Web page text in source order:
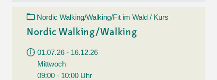
Nordic Walking/Walking/Fit im Wald / Kurs
Nordic Walking/Walking
01.07.26 - 16.12.26
Mittwoch
09:00 - 10:00 Uhr